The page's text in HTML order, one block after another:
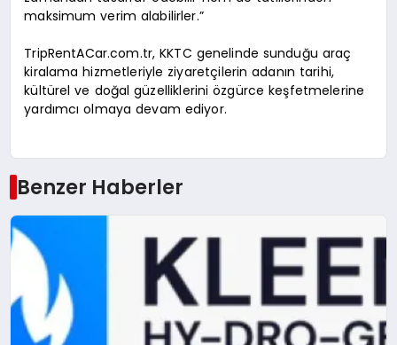
maksimum verim alabilirler.”
TripRentACar.com.tr, KKTC genelinde sunduğu araç
kiralama hizmetleriyle ziyaretçilerin adanın tarihi,
kültürel ve doğal güzelliklerini özgürce keşfetmelerine
yardımcı olmaya devam ediyor.
Benzer Haberler